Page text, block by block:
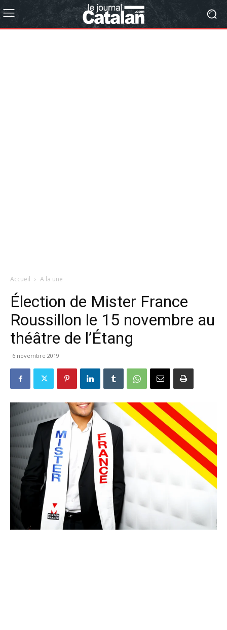
Accueil A la une
Élection de Mister France
Roussillon le 15 novembre au
théâtre de l’Étang
6 novembre 2019